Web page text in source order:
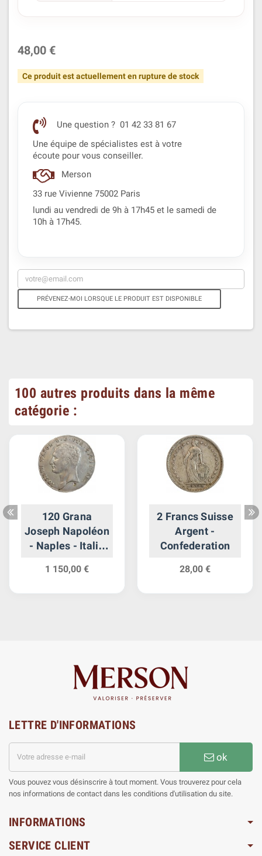
48,00 €
Ce produit est actuellement en rupture de stock
Une question ? 01 42 33 81 67
Une équipe de spécialistes est à votre
écoute pour vous conseiller.
Merson
33 rue Vivienne 75002 Paris
lundi au vendredi de 9h à 17h45 et le samedi de
10h à 17h45.
PRÉVENEZ-MOI LORSQUE LE PRODUIT EST DISPONIBLE
100 autres produits dans la même
catégorie :
120 Grana
Joseph Napoléon
- Naples - Italie
1 150,00 €
2 Francs Suisse
Argent -
Confederation
28,00 €
LETTRE D'INFORMATIONS
ok
Vous pouvez vous désinscrire à tout moment. Vous trouverez pour cela
nos informations de contact dans les conditions d'utilisation du site.
INFORMATIONS
SERVICE CLIENT